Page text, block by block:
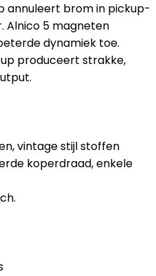
annuleert brom in pickup-
Alnico 5 magneten
dynamiek toe.
produceert strakke,
vintage stijl stoffen
koperdraad, enkele